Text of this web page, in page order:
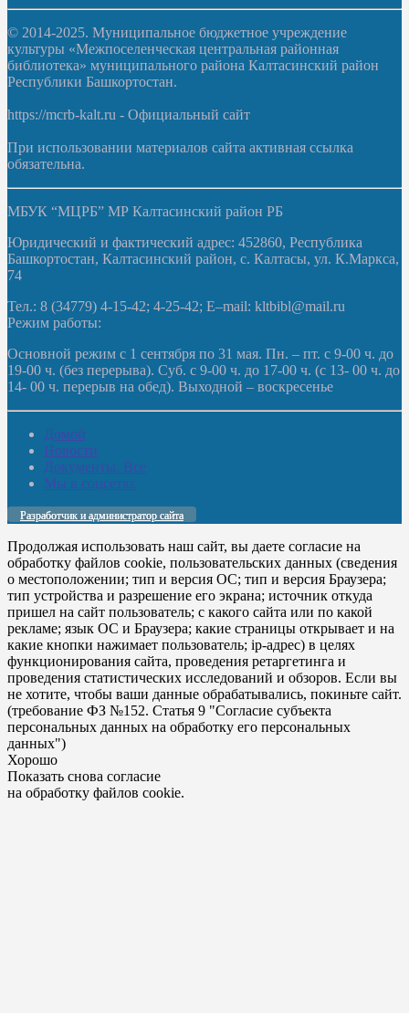
© 2014-2025. Муниципальное бюджетное учреждение
культуры «Межпоселенческая центральная районная
библиотека» муниципального района Калтасинский район
Республики Башкортостан.
https://mcrb-kalt.ru - Официальный сайт
При использовании материалов сайта активная ссылка
обязательна.
МБУК “МЦРБ” МР Калтасинский район РБ
Юридический и фактический адрес: 452860, Республика
Башкортостан, Калтасинский район, с. Калтасы, ул. К.Маркса,
74
Тел.: 8 (34779) 4-15-42; 4-25-42; E–mail: kltbibl@mail.ru
Режим работы:
Основной режим с 1 сентября по 31 мая. Пн. – пт. с 9-00 ч. до
19-00 ч. (без перерыва). Суб. с 9-00 ч. до 17-00 ч. (с 13- 00 ч. до
14- 00 ч. перерыв на обед). Выходной – воскресенье
Домой
Новости
Документы. Все
Мы в соцсетях
Разработчик и администратор сайта
Продолжая использовать наш сайт, вы даете согласие на
обработку файлов cookie, пользовательских данных (сведения
о местоположении; тип и версия ОС; тип и версия Браузера;
тип устройства и разрешение его экрана; источник откуда
пришел на сайт пользователь; с какого сайта или по какой
рекламе; язык ОС и Браузера; какие страницы открывает и на
какие кнопки нажимает пользователь; ip-адрес) в целях
функционирования сайта, проведения ретаргетинга и
проведения статистических исследований и обзоров. Если вы
не хотите, чтобы ваши данные обрабатывались, покиньте сайт.
(требование ФЗ №152. Статья 9 "Согласие субъекта
персональных данных на обработку его персональных
данных")
Хорошо
Показать снова согласие
на обработку файлов cookie.